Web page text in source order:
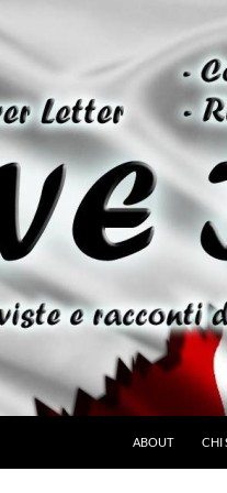
ABOUT CHI